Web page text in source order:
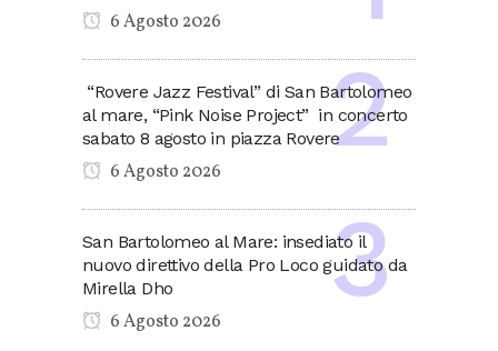
6 Agosto 2026
“Rovere Jazz Festival” di San Bartolomeo
al mare, “Pink Noise Project” in concerto
sabato 8 agosto in piazza Rovere
6 Agosto 2026
San Bartolomeo al Mare: insediato il
nuovo direttivo della Pro Loco guidato da
Mirella Dho
6 Agosto 2026